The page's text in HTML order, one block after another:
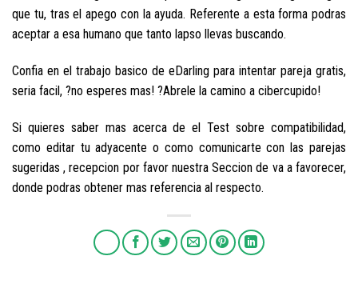
que tu, tras el apego con la ayuda. Referente a esta forma podras
aceptar a esa humano que tanto lapso llevas buscando.
Confia en el trabajo basico de eDarling para intentar pareja gratis,
seri­a facil, ?no esperes mas! ?Abrele la camino a cibercupido!
Si quieres saber mas acerca de el Test sobre compatibilidad,
como editar tu adyacente o como comunicarte con las parejas
sugeridas , recepcion por favor nuestra Seccion de va a favorecer,
donde podras obtener mas referencia al respecto.